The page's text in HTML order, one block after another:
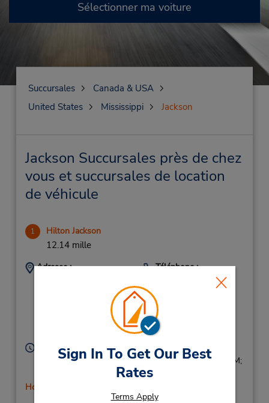
Sign In To Get Our Best
Rates
Terms Apply
Sélectionner ma voiture
Succursales
Canada & USA
United States
Mississippi Jackson
Jackson Succursales près de chez
vous et succursales de location
de véhicule
1 Hilton Jackson
12.14 mille
Adresse :
Jackson,
Téléphone :
Location Type:
Corporate
Heures d'exploitation :
Sun 9:00 AM - 1:00 PM; Mon - Fri 8:00 AM - 5:00 PM;
Sat 9:00 AM - 1:00 PM
Holiday Hours